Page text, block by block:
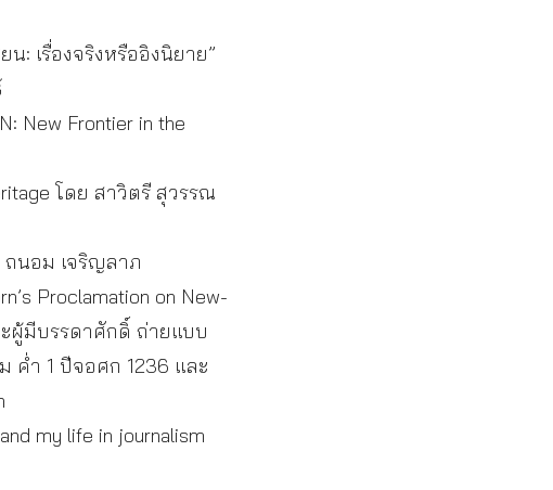
: เรื่องจริงหรืออิงนิยาย”
New Frontier in the
โดย สาวิตรี สุวรรณ
ถนอม เจริญลาภ
Proclamation on New-
ผู้มีบรรดาศักดิ์ ถ่ายแบบ
ค่ำ 1 ปีจอศก 1236 และ
my life in journalism